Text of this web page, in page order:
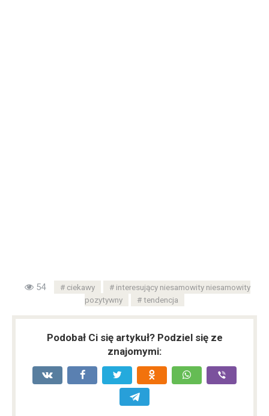
54 ciekawy
interesujący niesamowity niesamowity
pozytywny
tendencja
Podobał Ci się artykuł? Podziel się ze
znajomymi: